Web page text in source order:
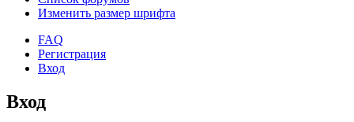
Изменить размер шрифта
FAQ
Регистрация
Вход
Вход